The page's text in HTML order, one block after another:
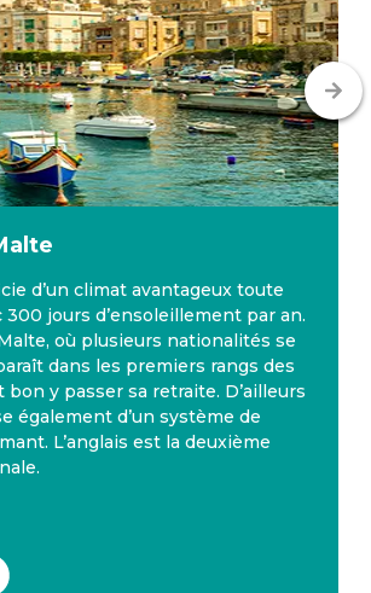
d’un climat avantageux toute
300 jours d’ensoleillement par an.
où plusieurs nationalités se
dans les premiers rangs des
bon y passer sa retraite. D’ailleurs
également d’un système de
L’anglais est la deuxième